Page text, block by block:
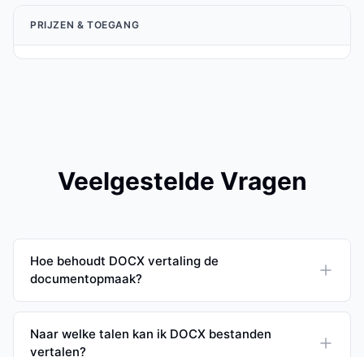
PRIJZEN & TOEGANG
Veelgestelde Vragen
Hoe behoudt DOCX vertaling de
documentopmaak?
Naar welke talen kan ik DOCX bestanden
vertalen?